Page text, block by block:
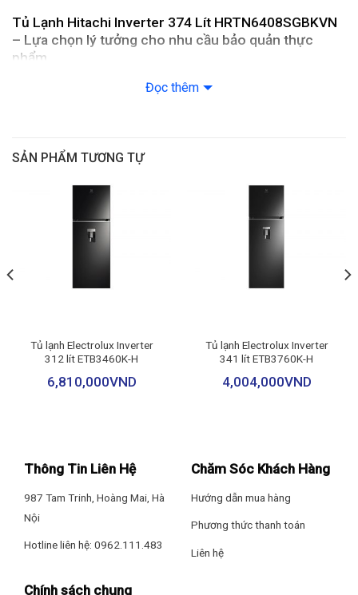
– Khay làm đá xoay
– Chuông báo mở cửa
Ngăn rau quả: 280 lít
Khay đá: Khay đá xoay
Chất liệu khay ngăn: Kính chịu lực
Thống số kĩ thuật
Công suất tiêu thụ: ~ 394 kWh/năm
Trọng lượng: 66 kg
Hãng sản xuấ: tHitachi (Thương hiệu: Nhật Bản)
Sản xuất tại: Thái Lan
Bảo hành: 24 tháng
Tủ Lạnh Hitachi Inverter 374 Lít HRTN6408SGBKVN
– Lựa chọn lý tưởng cho nhu cầu bảo quản thực
phẩm
Thiết kế hiện đại, màu đen sang trọng
tích 374 lít, đáp ứng tốt nhu cầu lưu trữ thực phẩm cho gia đình
Tủ Lạnh Hitachi Inverter 374 Lít HRTN6408SGBKVN
Đọc thêm
SẢN PHẨM TƯƠNG TỰ
Tủ lạnh Electrolux Inverter
312 lít ETB3460K-H
6,810,000VND
Tủ lạnh Electrolux Inverter
341 lít ETB3760K-H
4,004,000VND
Thông Tin Liên Hệ
987 Tam Trinh, Hoàng Mai, Hà
Nội
Hotline liên hệ: 0962.111.483
Chăm Sóc Khách Hàng
Hướng dẫn mua hàng
Phương thức thanh toán
Liên hệ
Chính sách chung